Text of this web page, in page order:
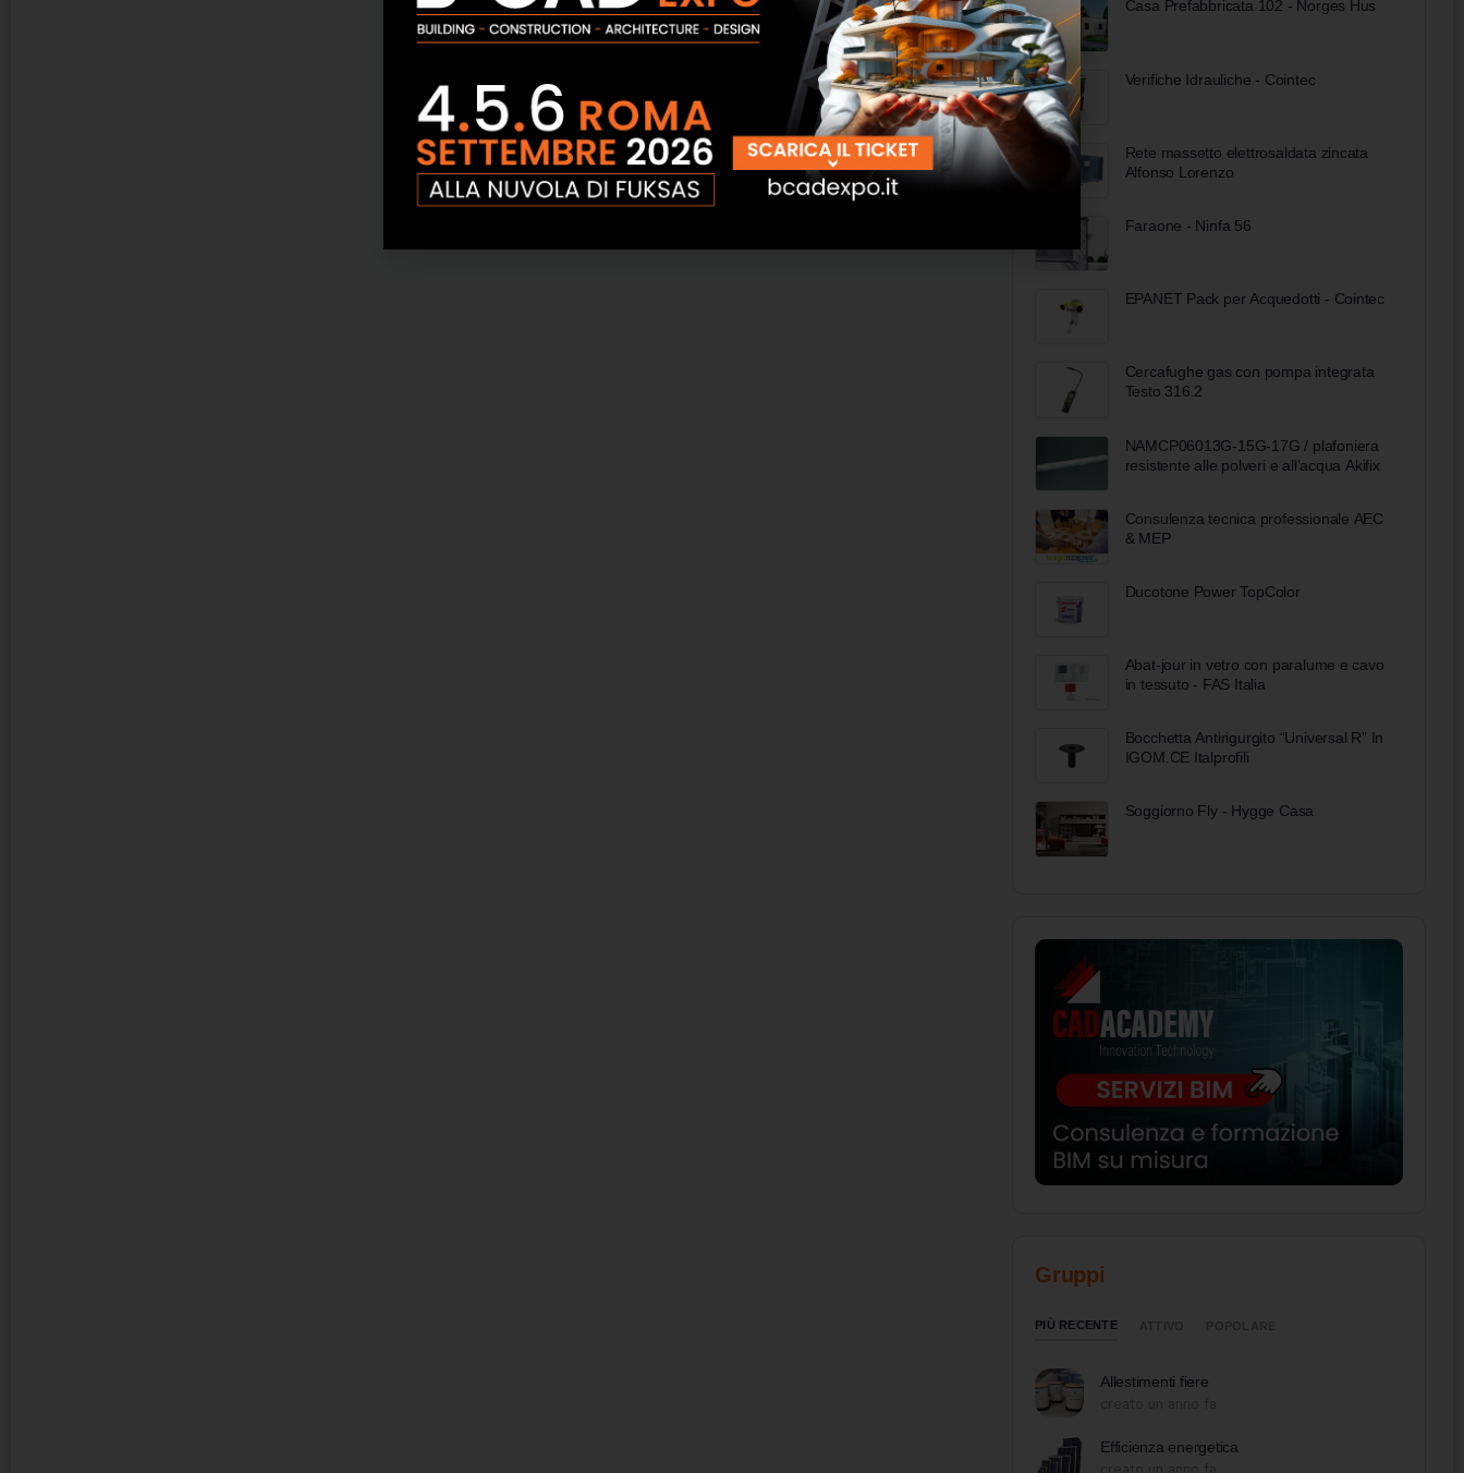
Casa Prefabbricata 102 - Norges Hus
Verifiche Idrauliche - Cointec
Rete massetto elettrosaldata zincata
Alfonso Lorenzo
Faraone - Ninfa 56
EPANET Pack per Acquedotti - Cointec
Cercafughe gas con pompa integrata
Testo 316.2
NAMCP06013G-15G-17G / plafoniera
resistente alle polveri e all’acqua Akifix
Consulenza tecnica professionale AEC
& MEP
Ducotone Power TopColor
Abat-jour in vetro con paralume e cavo
in tessuto - FAS Italia
Bocchetta Antirigurgito “Universal R” In
IGOM.CE Italprofili
Soggiorno Fly - Hygge Casa
Gruppi
PIÙ RECENTE
Allestimenti fiere
Efficienza energetica